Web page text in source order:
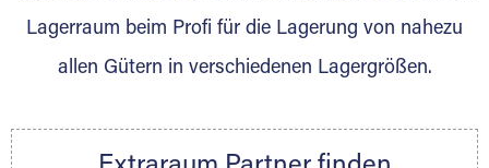
Ruhen wir uns nicht auf Traditionen aus. Mit
modernem Equipment, geschulten und
Lagerraum beim Profi für die Lagerung von nahezu
allen Gütern in verschiedenen Lagergrößen.